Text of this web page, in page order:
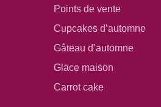
Points de vente
Cupcakes d’automne
Gâteau d’automne
Glace maison
Carrot cake